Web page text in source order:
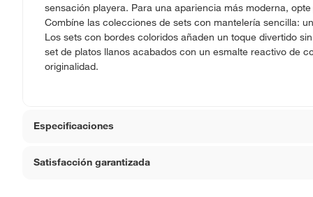
sensación playera. Para una apariencia más moderna,
Combíne las colecciones de sets con mantelería sencilla:
Los sets con bordes coloridos añaden un toque divertido
set de platos llanos acabados con un esmalte reactivo de
originalidad.
Especificaciones
Hecho en
Satisfacción garantizada